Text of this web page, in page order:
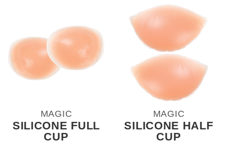
MAGIC
SILICONE FULL
CUP
MAGIC
SILICONE HALF
CUP